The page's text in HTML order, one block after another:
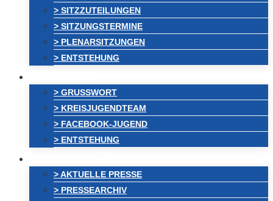
> SITZZUTEILUNGEN
> SITZUNGSTERMINE
> PLENARSITZUNGEN
> ENTSTEHUNG
> GRUSSWORT
> KREISJUGENDTEAM
> FACEBOOK-JUGEND
> ENTSTEHUNG
> AKTUELLE PRESSE
> PRESSEARCHIV